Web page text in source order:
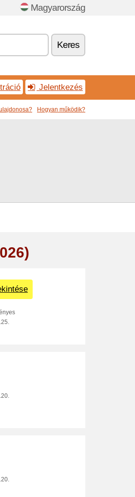
Magyarország
Keres
Jelentkezés
Hogyan működik?